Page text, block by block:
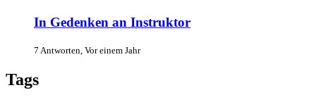
In Gedenken an Instruktor
7 Antworten, Vor einem Jahr
Tags